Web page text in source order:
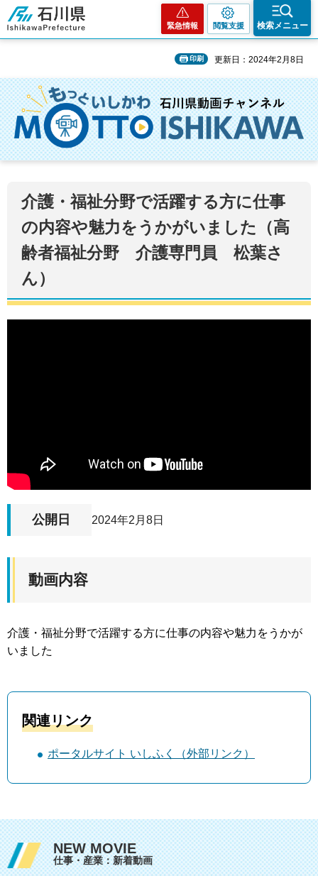
石川県
緊急情報 閲覧支援 検索メニュー
印刷 更新日：2024年2月8日
介護・福祉分野で活躍する方に仕事
の内容や魅力をうかがいました（高
齢者福祉分野 介護専門員 松葉さ
ん）
公開日 2024年2月8日
動画内容
介護・福祉分野で活躍する方に仕事の内容や魅力をうかが
いました
関連リンク
ポータルサイト いしふく（外部リンク）
NEW MOVIE
仕事・産業：新着動画